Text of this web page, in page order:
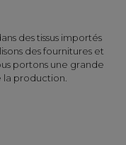
des tissus importés
des fournitures et
portons une grande
production.